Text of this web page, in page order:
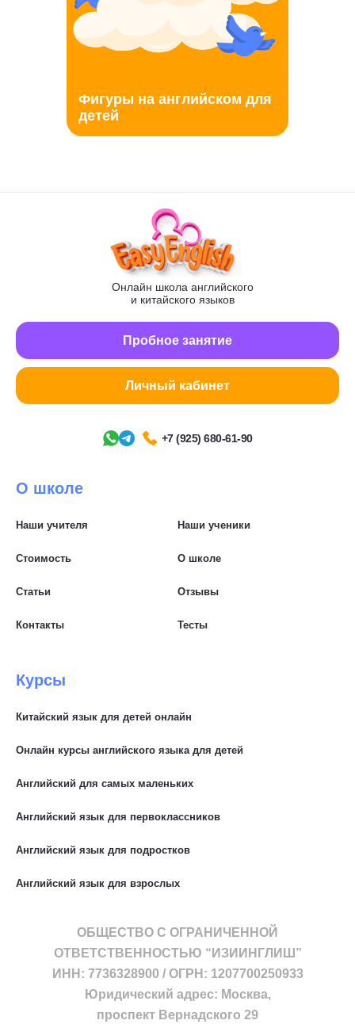
Фигуры на английском для
детей
Онлайн школа английского
и китайского языков
Пробное занятие
Личный кабинет
+7 (925) 680-61-90
О школе
Наши учителя Наши ученики
Стоимость О школе
Статьи Отзывы
Контакты Тесты
Курсы
Китайский язык для детей онлайн
Онлайн курсы английского языка для детей
Английский для самых маленьких
Английский язык для первоклассников
Английский язык для подростков
Английский язык для взрослых
ОБЩЕСТВО С ОГРАНИЧЕННОЙ
ОТВЕТСТВЕННОСТЬЮ “ИЗИИНГЛИШ”
ИНН: 7736328900 / ОГРН: 1207700250933
Юридический адрес: Москва,
проспект Вернадского 29